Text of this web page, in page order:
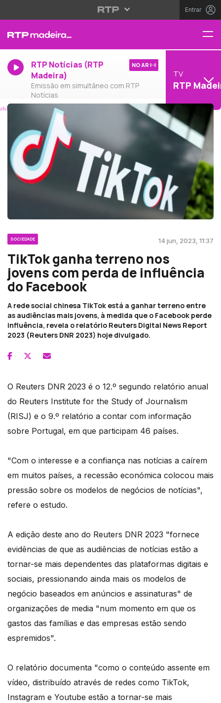
Entrar
RTP Notícias (RTP
Madeira)
Emissão em simultâneo com RTP
Notícias
NO AR
TV
RTP
SOCIEDADE 14 jun, 2023, 11:37
TikTok ganha terreno nos
jovens com perda de influência
do Facebook
A rede social chinesa TikTok está a ganhar terreno entre
as audiências mais jovens, à medida que o Facebook perde
influência, revela o relatório Reuters Digital News Report
2023 (Reuters DNR 2023) hoje divulgado.
O Reuters DNR 2023 é o 12.º segundo relatório anual
do Reuters Institute for the Study of Journalism
(RISJ) e o 9.º relatório a contar com informação
sobre Portugal, em que participam 46 países.
"Com o interesse e a confiança nas notícias a caírem
em muitos países, a recessão económica colocou mais
pressão sobre os modelos de negócios de notícias",
refere o estudo.
A edição deste ano do Reuters DNR 2023 "fornece
evidências de que as audiências de notícias estão a
tornar-se mais dependentes das plataformas digitais e
sociais, pressionando ainda mais os modelos de
negócio baseados em anúncios e assinaturas" de
organizações de media "num momento em que os
gastos das famílias e das empresas estão sendo
espremidos".
O relatório documenta "como o conteúdo assente em
vídeo, distribuído através de redes como TikTok,
Instagram e Youtube estão a tornar-se mais